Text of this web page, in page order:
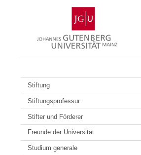
Gutenberg-
Universität
Mainz
Stiftung
Stiftungsprofessur
Stifter und Förderer
Freunde der Universität
Studium generale